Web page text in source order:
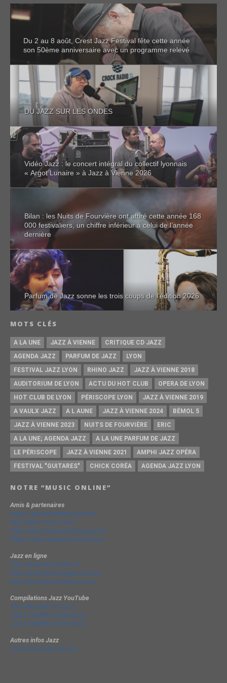
Du 2 au 8 août, Crest Jazz Festival fête cette année
son 50ème anniversaire avec un programme relevé
DU JAZZ SUR LES ONDES
Vidéo Jazz : le concert intégral du collectif lyonnais
« Argot Lunaire » à Jazz à Vienne 2026
Bilan : les Nuits de Fourvière ont attiré cette année 168
000 festivaliers, un chiffre inférieur à celui de l’année
dernière
Parfum de Jazz sonne les trois coups de l’édition 2026
MOTS CLÉS
A LA UNE JAZZ À VIENNE
CRITIQUE CD JAZZ
AGENDA JAZZ
PARFUM DE JAZZ
LYON
FESTIVAL JAZZ LYON
RHINO JAZZ
JAZZ À VIENNE 2018
AUDITORIUM DE LYON
ACTU DU HOT CLUB
OPERA DE LYON
HOT CLUB DE LYON
PÉRISCOPE LYON
JAZZ À VIENNE 2019
A VAULX JAZZ
A L AUNE JAZZ À VIENNE 2024
BÉMOL 5
JAZZ À VIENNE 2023
NUITS DE FOURVIÈRE
ERIC
A LA UNE; AGENDA JAZZ
A LA UNE PARFUM DE JAZZ
LE PÉRISCOPE
JAZZ À VIENNE 2021
AMPHI JAZZ OPÉRA
FESTIVAL "GUITARES"
CHICK CORÉA AGENDA JAZZ LYON
NOTRE “MUSIC ONLINE”
Amis & partenaires
https://groovesidestory.com/
http://lyon-music.com/
http://chrischarpenel.blogspot.fr
https://www.yvesdorison.net/q-r
Jazz en ligne
http://www.jazzradio.fr/
http://www.jazzmagazine.com/
http://www.jazzavienne.com/
Compilations Jazz YouTube
The Very Best of Jazz
JAZZ COMPILATION 2014
JAZZ COMPILATION 2013
Autres infos Jazz
La terminologie du jazz